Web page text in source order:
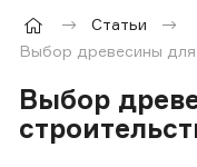
Статьи
Выбор древесины для
Выбор